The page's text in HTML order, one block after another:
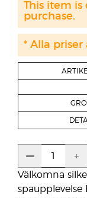
Välkomna
This item
purchase.
* Alla priser